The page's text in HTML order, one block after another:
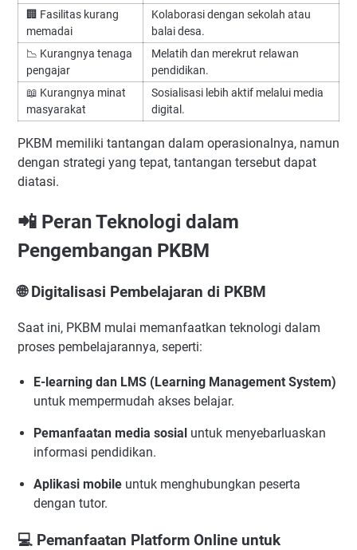
🏢 Fasilitas kurang
memadai
Kolaborasi dengan sekolah atau
balai desa.
📉 Kurangnya tenaga
pengajar
Melatih dan merekrut relawan
pendidikan.
📖 Kurangnya minat
masyarakat
Sosialisasi lebih aktif melalui media
digital.
PKBM memiliki tantangan dalam operasionalnya, namun
dengan strategi yang tepat, tantangan tersebut dapat
diatasi.
📲 Peran Teknologi dalam
Pengembangan PKBM
🌐 Digitalisasi Pembelajaran di PKBM
Saat ini, PKBM mulai memanfaatkan teknologi dalam
proses pembelajarannya, seperti:
E-learning dan LMS (Learning Management System)
untuk mempermudah akses belajar.
Pemanfaatan media sosial untuk menyebarluaskan
informasi pendidikan.
Aplikasi mobile untuk menghubungkan peserta
dengan tutor.
💻 Pemanfaatan Platform Online untuk